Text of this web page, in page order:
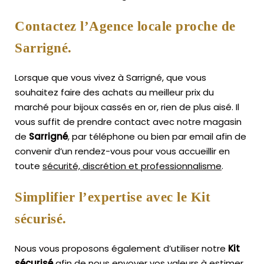
Contactez l’Agence locale proche de
Sarrigné.
Lorsque que vous vivez à Sarrigné, que vous
souhaitez faire des achats au meilleur prix du
marché pour bijoux cassés en or, rien de plus aisé. Il
vous suffit de prendre contact avec notre magasin
de Sarrigné, par téléphone ou bien par email afin de
convenir d’un rendez-vous pour vous accueillir en
toute sécurité, discrétion et professionnalisme.
Simplifier l’expertise avec le Kit
sécurisé.
Nous vous proposons également d’utiliser notre Kit